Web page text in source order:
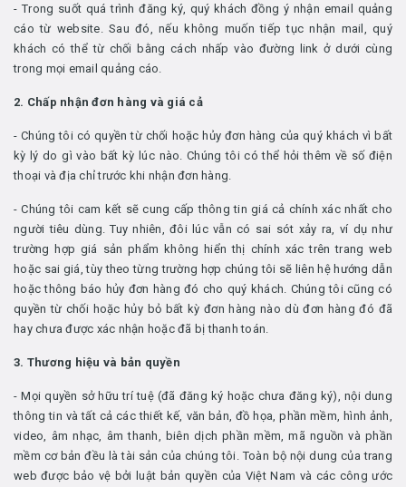
- Trong suốt quá trình đăng ký, quý khách đồng ý nhận email quảng
cáo từ website. Sau đó, nếu không muốn tiếp tục nhận mail, quý
khách có thể từ chối bằng cách nhấp vào đường link ở dưới cùng
trong mọi email quảng cáo.
2. Chấp nhận đơn hàng và giá cả
- Chúng tôi có quyền từ chối hoặc hủy đơn hàng của quý khách vì bất
kỳ lý do gì vào bất kỳ lúc nào. Chúng tôi có thể hỏi thêm về số điện
thoại và địa chỉ trước khi nhận đơn hàng.
- Chúng tôi cam kết sẽ cung cấp thông tin giá cả chính xác nhất cho
người tiêu dùng. Tuy nhiên, đôi lúc vẫn có sai sót xảy ra, ví dụ như
trường hợp giá sản phẩm không hiển thị chính xác trên trang web
hoặc sai giá, tùy theo từng trường hợp chúng tôi sẽ liên hệ hướng dẫn
hoặc thông báo hủy đơn hàng đó cho quý khách. Chúng tôi cũng có
quyền từ chối hoặc hủy bỏ bất kỳ đơn hàng nào dù đơn hàng đó đã
hay chưa được xác nhận hoặc đã bị thanh toán.
3. Thương hiệu và bản quyền
- Mọi quyền sở hữu trí tuệ (đã đăng ký hoặc chưa đăng ký), nội dung
thông tin và tất cả các thiết kế, văn bản, đồ họa, phần mềm, hình ảnh,
video, âm nhạc, âm thanh, biên dịch phần mềm, mã nguồn và phần
mềm cơ bản đều là tài sản của chúng tôi. Toàn bộ nội dung của trang
web được bảo vệ bởi luật bản quyền của Việt Nam và các công ước